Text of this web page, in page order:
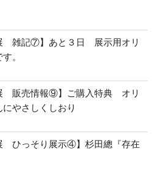
雑記⑦】あと３日 展示用オリ
。
販売情報⑨】ご購入特典 オリ
やさしくしおり
ひっそり展示④】杉田總『存在